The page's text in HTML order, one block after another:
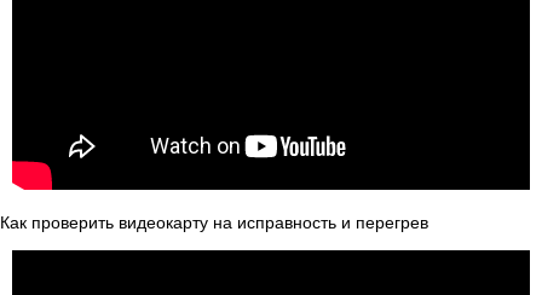
Как проверить видеокарту на исправность и перегрев